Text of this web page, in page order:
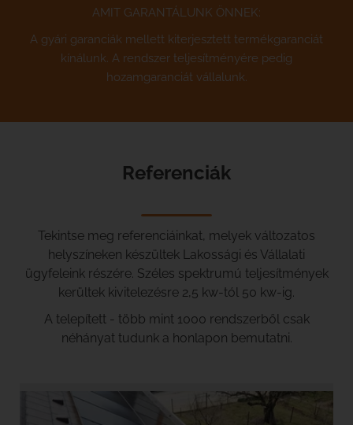
AMIT GARANTÁLUNK ÖNNEK:
A gyári garanciák mellett kiterjesztett termékgaranciát
kínálunk. A rendszer teljesítményére pedig
hozamgaranciát vállalunk.
Referenciák
Tekintse meg referenciáinkat, melyek változatos
helyszíneken készültek Lakossági és Vállalati
ügyfeleink részére. Széles spektrumú teljesítmények
kerültek kivitelezésre 2,5 kw-tól 50 kw-ig.
A telepített - több mint 1000 rendszerből csak
néhányat tudunk a honlapon bemutatni.